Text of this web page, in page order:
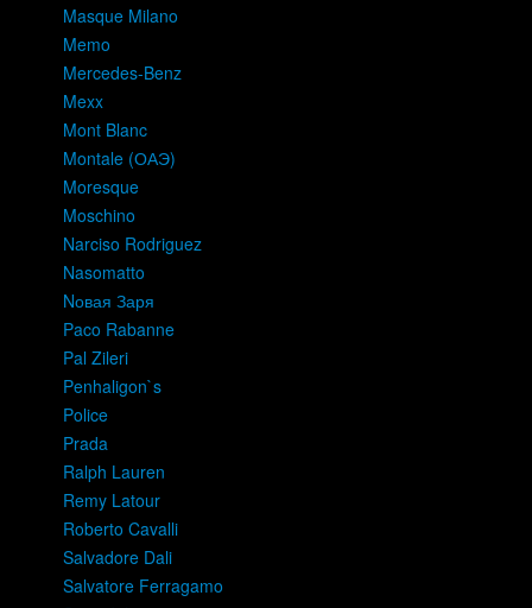
Masque Milano
Memo
Mercedes-Benz
Mexx
Mont Blanc
Montale (ОАЭ)
Moresque
Moschino
Narciso Rodriguez
Nasomatto
Nовая Заря
Paco Rabanne
Pal Zileri
Penhaligon`s
Police
Prada
Ralph Lauren
Remy Latour
Roberto Cavalli
Salvadore Dali
Salvatore Ferragamo